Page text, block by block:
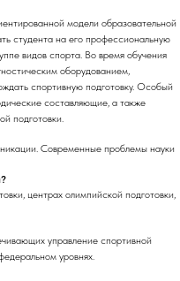
модели образовательной
студента на его профессиональную
видов спорта. Во время обучения
оборудованием,
спортивную подготовку. Особый
составляющие, а также
подготовки.
Современные проблемы науки
центрах олимпийской подготовки,
управление спортивной
уровнях.